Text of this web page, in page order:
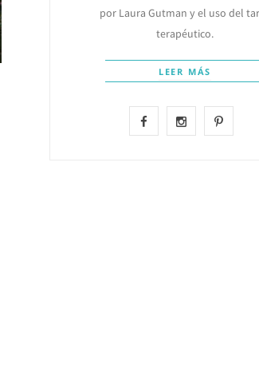
por Laura Gutman y el uso del
terapéutico.
LEER MÁS
F
I
P